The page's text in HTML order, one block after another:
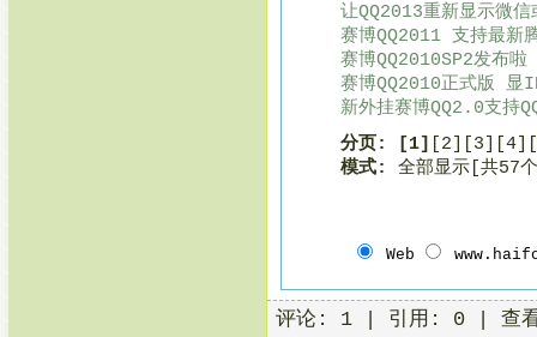
让QQ2013重新显示微
赛博QQ2011 支持最
赛博QQ2010SP2发布
赛博QQ2010正式版
新外挂赛博QQ2.0支持
分页:
[1] [2] [3] [4]
模式:
全部显示[共57
Web
评论: 1 | 引用: 0 | 查